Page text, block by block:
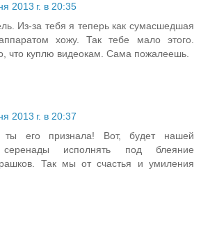
2013 г. в 20:35
Из-за тебя я теперь как сумасшедшая
хожу. Так тебе мало этого.
что куплю видеокам. Сама пожалеешь.
2013 г. в 20:37
ты его признала! Вот, будет нашей
серенады исполнять под блеяние
Так мы от счастья и умиления